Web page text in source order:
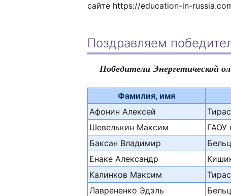
сайте https://education-in-
Поздравляем
Победители Энергетической
Фамилия, имя
Афонин Алексей
Шевелькин Максим
ГАОУ
Баксан Владимир
Енаке Александр
Калинков Максим
Лаврененко Эдэль